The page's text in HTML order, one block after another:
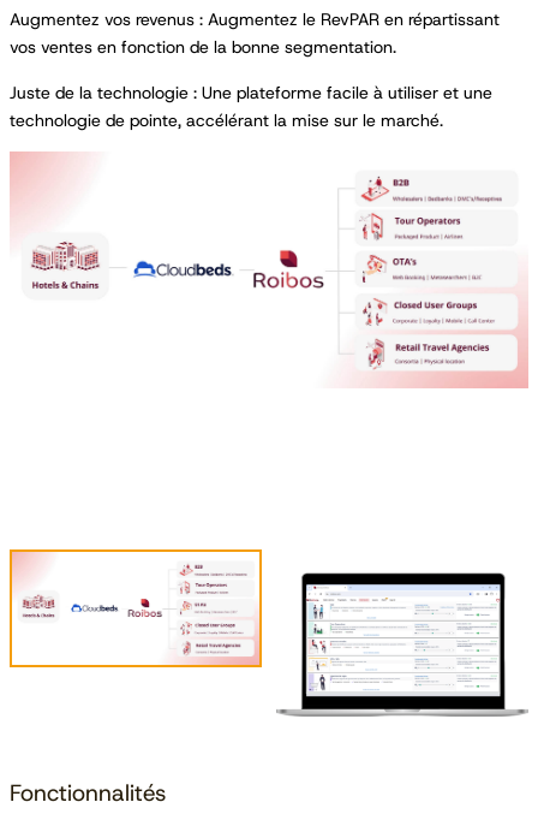
Augmentez vos revenus : Augmentez le RevPAR en répartissant
vos ventes en fonction de la bonne segmentation.
Juste de la technologie : Une plateforme facile à utiliser et une
technologie de pointe, accélérant la mise sur le marché.
Fonctionnalités